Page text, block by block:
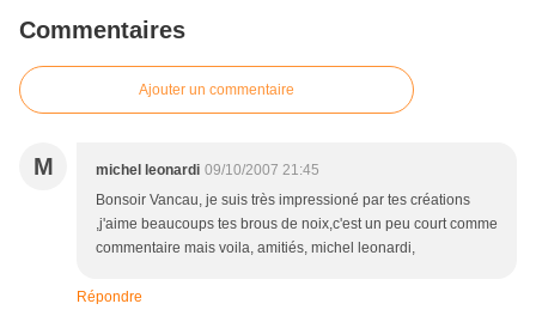
Commentaires
Ajouter un commentaire
M michel leonardi 09/10/2007 21:45
Bonsoir Vancau, je suis très impressioné par tes créations
,j'aime beaucoups tes brous de noix,c'est un peu court comme
commentaire mais voila, amitiés, michel leonardi,
Répondre